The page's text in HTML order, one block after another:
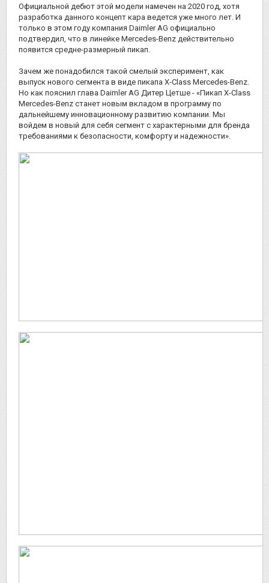
Официальной дебют этой модели намечен на 2020 год, хотя
разработка данного концепт кара ведется уже много лет. И
только в этом году компания Daimler AG официально
подтвердил, что в линейке Mercedes-Benz действительно
появится средне-размерный пикап.
Зачем же понадобился такой смелый эксперимент, как
выпуск нового сегмента в виде пикапа Х-Class Mercedes-Benz.
Но как пояснил глава Daimler AG Дитер Цетше - «Пикап Х-Class
Mercedes-Benz станет новым вкладом в программу по
дальнейшему инновационному развитию компании. Мы
войдем в новый для себя сегмент с характерными для бренда
требованиями к безопасности, комфорту и надежности».